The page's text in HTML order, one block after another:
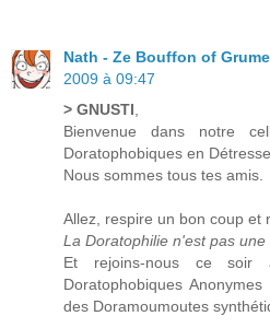
Nath - Ze Bouffon of
2009 à 09:47
> GNUSTI,
Bienvenue dans notre
Doratophobiques en
Nous sommes tous tes amis.
Allez, respire un bon coup
La Doratophilie n'est pas une
Et rejoins-nous ce
Doratophobiques
des Doramoumoutes